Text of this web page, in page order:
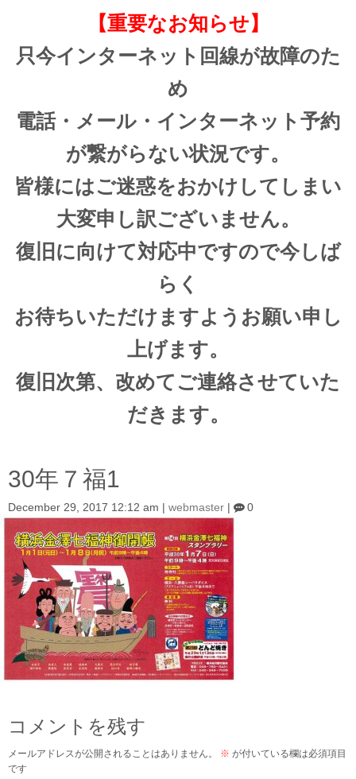
【重要なお知らせ】
只今インターネット回線が故障のた
め
電話・メール・インターネット予約
が繋がらない状況です。
皆様にはご迷惑をおかけしてしまい
大変申し訳ございません。
復旧に向けて対応中ですので今しば
らく
お待ちいただけますようお願い申し
上げます。
復旧次第、改めてご連絡させていた
だきます。
30年７福1
December 29, 2017 12:12 am | webmaster | 0
コメントを残す
メールアドレスが公開されることはありません。 ※ が付いている欄は必須項目
です